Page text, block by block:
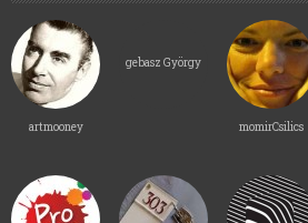
artmooney
gebasz György
momirCsilics